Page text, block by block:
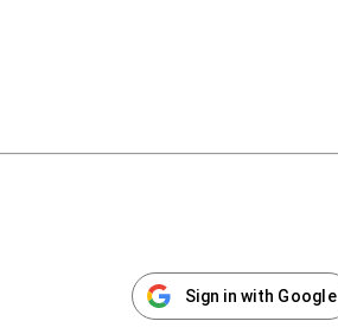
Sign in with Google